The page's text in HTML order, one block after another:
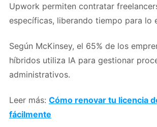
Upwork permiten contratar
específicas, liberando tiempo para lo
Según McKinsey, el 65% de los
híbridos utiliza IA para gestionar
administrativos.
Leer más: Cómo renovar tu licencia
fácilmente